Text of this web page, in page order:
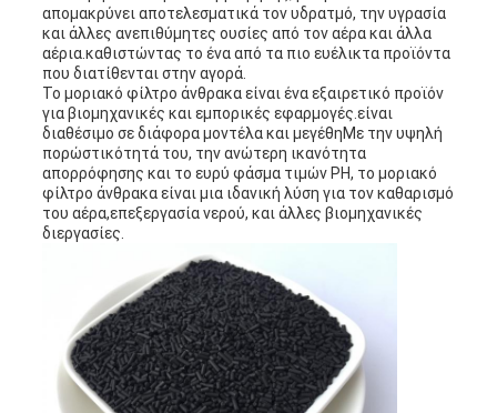
PRIVACY
POLICY
απομακρύνει αποτελεσματικά τον υδρατμό, την υγρασία
και άλλες ανεπιθύμητες ουσίες από τον αέρα και άλλα
αέρια.καθιστώντας το ένα από τα πιο ευέλικτα προϊόντα
που διατίθενται στην αγορά.
Το μοριακό φίλτρο άνθρακα είναι ένα εξαιρετικό προϊόν
για βιομηχανικές και εμπορικές εφαρμογές.είναι
διαθέσιμο σε διάφορα μοντέλα και μεγέθηΜε την υψηλή
πορώστικότητά του, την ανώτερη ικανότητα
απορρόφησης και το ευρύ φάσμα τιμών PH, το μοριακό
φίλτρο άνθρακα είναι μια ιδανική λύση για τον καθαρισμό
του αέρα,επεξεργασία νερού, και άλλες βιομηχανικές
διεργασίες.